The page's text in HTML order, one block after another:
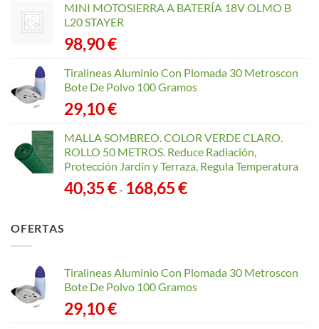
MINI MOTOSIERRA A BATERÍA 18V OLMO B
L20 STAYER
98,90€
Tiralineas Aluminio Con Plomada 30 Metroscon
Bote De Polvo 100 Gramos
29,10€
MALLA SOMBREO. COLOR VERDE CLARO.
ROLLO 50 METROS. Reduce Radiación,
Protección Jardín y Terraza, Regula Temperatura
40,35€- 168,65€Rango
168,65 €
OFERTAS
Tiralineas Aluminio Con Plomada 30 Metroscon
Bote De Polvo 100 Gramos
29,10€